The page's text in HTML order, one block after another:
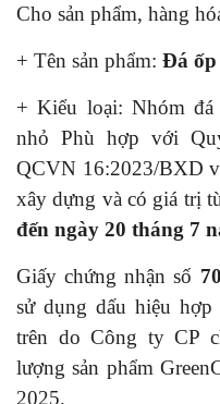
Cho sản phẩm, hàng
+ Tên sản phẩm: Đá ốp
+ Kiểu loại: Nhóm đá
nhỏ Phù hợp với
QCVN 16:2023/BXD
xây dựng và có giá trị
đến ngày 20 tháng 7
Giấy chứng nhận số
sử dụng dấu hiệu
trên do Công ty CP
lượng sản phẩm
2025.